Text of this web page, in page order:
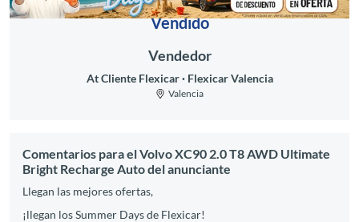
Vendido
Vendedor
At Cliente Flexicar Flexicar Valencia
Valencia
Comentarios para el Volvo XC90 2.0 T8 AWD Ultimate
Bright Recharge Auto del anunciante
Llegan las mejores ofertas,
¡llegan los Summer Days de Flexicar!